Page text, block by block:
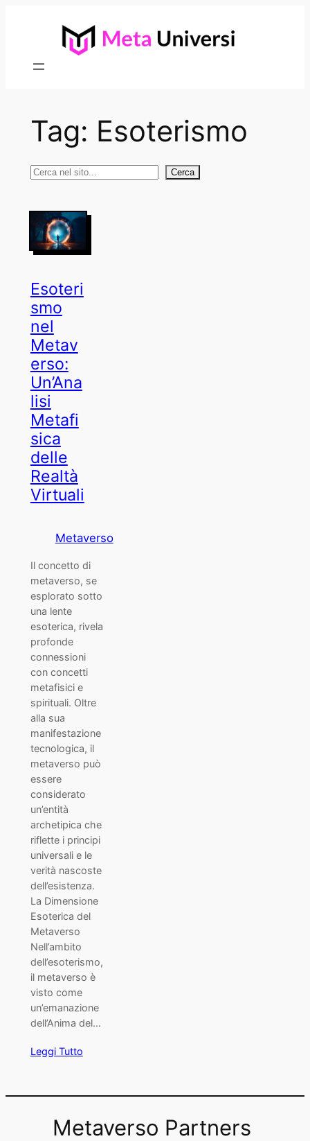
Tag: Esoterismo
Cerca Cerca
Esoteri
smo
nel
Metav
erso:
Un’Ana
lisi
Metafi
sica
delle
Realtà
Virtuali
Metaverso
Il concetto di
metaverso, se
esplorato sotto
una lente
esoterica, rivela
profonde
connessioni
con concetti
metafisici e
spirituali. Oltre
alla sua
manifestazione
tecnologica, il
metaverso può
essere
considerato
un’entità
archetipica che
riflette i principi
universali e le
verità nascoste
dell’esistenza.
La Dimensione
Esoterica del
Metaverso
Nell’ambito
dell’esoterismo,
il metaverso è
visto come
un’emanazione
dell’Anima del…
Leggi Tutto
Metaverso Partners